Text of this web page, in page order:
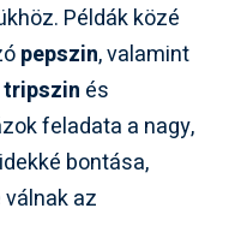
Példák közé
pepszin, valamint
tripszin és
feladata a nagy,
bontása,
az